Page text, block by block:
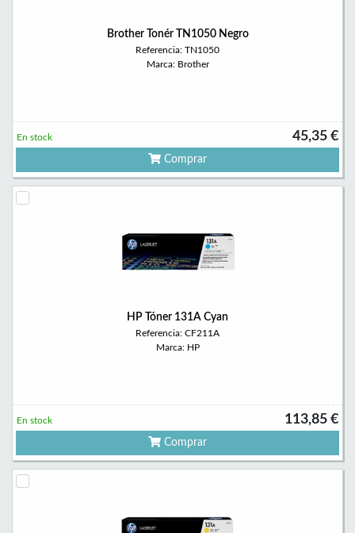
Brother Tonér TN1050 Negro
Referencia: TN1050
Marca: Brother
45,35 €
En stock
Comprar
HP Tóner 131A Cyan
Referencia: CF211A
Marca: HP
113,85 €
En stock
Comprar